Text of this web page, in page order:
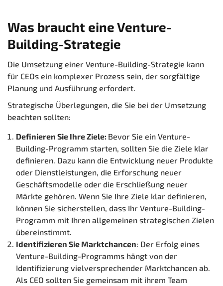
Was braucht eine Venture-
Building-Strategie
Die Umsetzung einer Venture-Building-Strategie kann
für CEOs ein komplexer Prozess sein, der sorgfältige
Planung und Ausführung erfordert.
Strategische Überlegungen, die Sie bei der Umsetzung
beachten sollten:
Definieren Sie Ihre Ziele: Bevor Sie ein Venture-
Building-Programm starten, sollten Sie die Ziele klar
definieren. Dazu kann die Entwicklung neuer Produkte
oder Dienstleistungen, die Erforschung neuer
Geschäftsmodelle oder die Erschließung neuer
Märkte gehören. Wenn Sie Ihre Ziele klar definieren,
können Sie sicherstellen, dass Ihr Venture-Building-
Programm mit Ihren allgemeinen strategischen Zielen
übereinstimmt.
Identifizieren Sie Marktchancen: Der Erfolg eines
Venture-Building-Programms hängt von der
Identifizierung vielversprechender Marktchancen ab.
Als CEO sollten Sie gemeinsam mit ihrem Team